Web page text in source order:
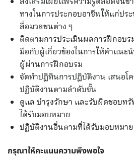
ทางในการประกอบอาชีพให้แก่ปร
สื่อมวลชนต่าง ๆ
ติดตามการประเมินผลการฝึกอบ
มือกับผู้เกี่ยวข้องในการให้คำแนะ
ผู้ผ่านการฝึกอบรม
จัดทำปฏิทินการปฏิบัติงาน เสนอโ
ปฏิบัติงานตามลำดับขั้น
ดูแล บำรุงรักษา และรับผิดชอบท
ได้รับมอบหมาย
ปฏิบัติงานอื่นตามที่ได้รับมอบหมาย
กรุณาให้คะแนนความพึงพอใจ